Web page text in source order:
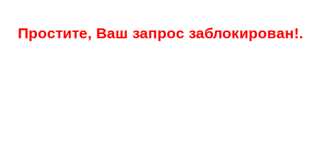
Простите, Ваш запрос заблокирован!.